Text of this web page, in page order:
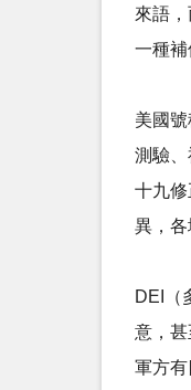
來語
一種補
美國
測驗
十九
異，各
DEI（
意，
軍方